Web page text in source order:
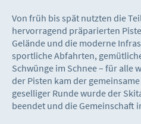
Von früh bis spät nutzten die
hervorragend präparierten
Gelände und die moderne
sportliche Abfahrten,
Schwünge im Schnee – für alle
der Pisten kam der
geselliger Runde wurde der
beendet und die Gemeinschaft